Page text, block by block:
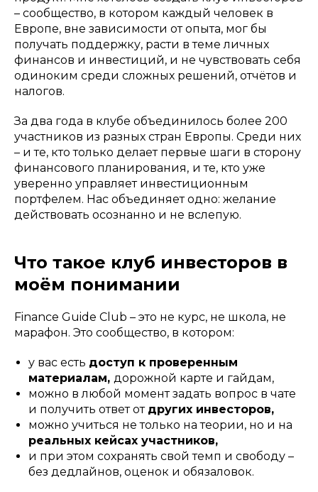
– сообщество, в котором каждый человек в
Европе, вне зависимости от опыта, мог бы
получать поддержку, расти в теме личных
финансов и инвестиций, и не чувствовать себя
одиноким среди сложных решений, отчётов и
налогов.
За два года в клубе объединилось более 200
участников из разных стран Европы. Среди них
– и те, кто только делает первые шаги в сторону
финансового планирования, и те, кто уже
уверенно управляет инвестиционным
портфелем. Нас объединяет одно: желание
действовать осознанно и не вслепую.
Что такое клуб инвесторов в
моём понимании
Finance Guide Club – это не курс, не школа, не
марафон. Это сообщество, в котором:
у вас есть доступ к проверенным
материалам, дорожной карте и гайдам,
можно в любой момент задать вопрос в чате
и получить ответ от других инвесторов,
можно учиться не только на теории, но и на
реальных кейсах участников,
и при этом сохранять свой темп и свободу –
без дедлайнов, оценок и обязаловок.